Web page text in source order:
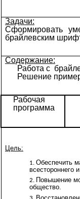
Задачи:
Сформировать
брайлевским
Содержание:
Работа с
Решение
Рабочая
программа
Цель:
Обеспечить
всестороннего
Повышение
общество.